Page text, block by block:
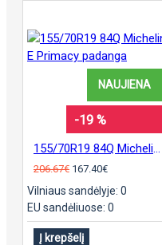
NAUJIENA
-19 %
206.67€ 167.40€
Vilniaus sandėlyje: 0
EU sandėliuose: 0
Į krepšelį